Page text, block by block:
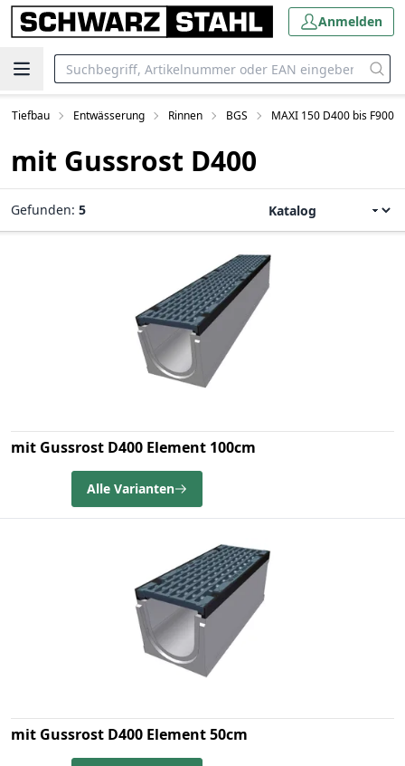
Anmelden
Tiefbau Entwässerung Rinnen BGS MAXI 150 D400 bis F900
mit Gussrost D400
Gefunden: 5
mit Gussrost D400 Element 100cm
Alle Varianten
mit Gussrost D400 Element 50cm